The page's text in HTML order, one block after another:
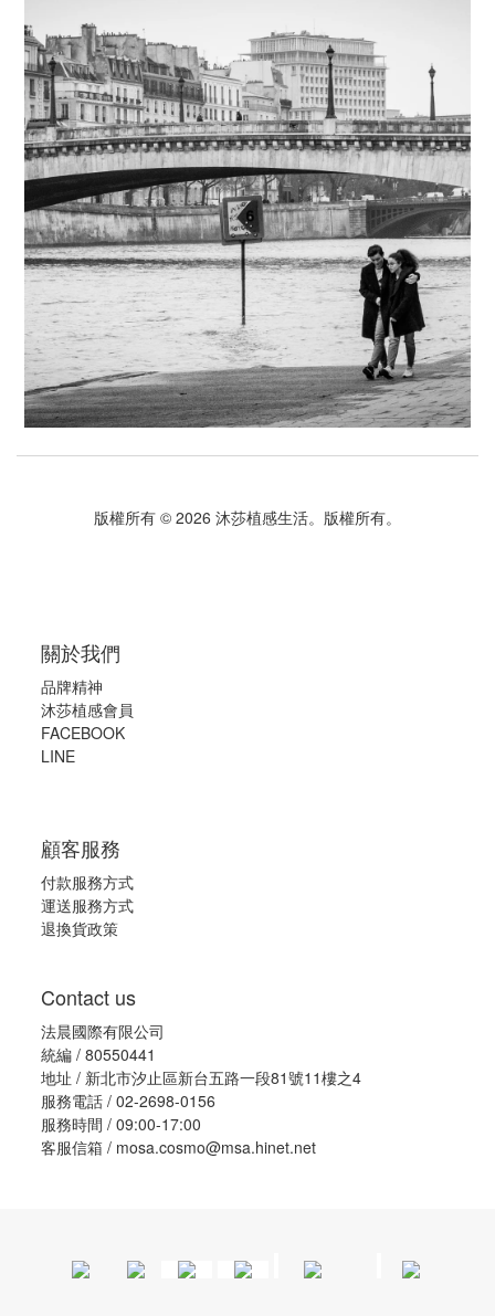
版權所有 © 2026 沐莎植感生活。版權所有。
關於我們
品牌精神
沐莎植感會員
FACEBOOK
LINE
顧客服務
付款服務方式
運送服務方式
退換貨政策
Contact us
法晨國際有限公司
統編 / 80550441
地址 / 新北市汐止區新台五路一段81號11樓之4
服務電話 / 02-2698-0156
服務時間 / 09:00-17:00
客服信箱 / mosa.cosmo@msa.hinet.net